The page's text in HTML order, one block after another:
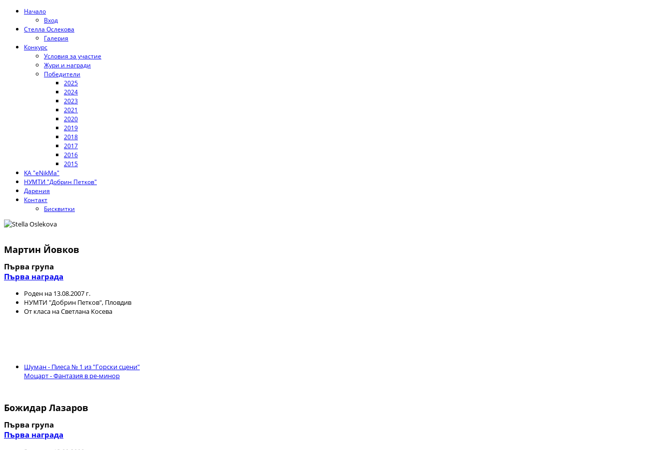
Начало
Вход
Стелла Ослекова
Галерия
Конкурс
Условия за участие
Жури и награди
Победители
2025
2024
2023
2021
2020
2019
2018
2017
2016
2015
KA "eNikMa"
НУМТИ "Добрин Петков"
Дарения
Контакт
Бисквитки
Мартин Йовков
Първа група
Първа награда
Роден на 13.08.2007 г.
НУМТИ "Добрин Петков", Пловдив
От класа на Светлана Косева
Шуман - Пиеса № 1 из "Горски сцени"
Моцарт - Фантазия в ре-минор
Божидар Лазаров
Първа група
Първа награда